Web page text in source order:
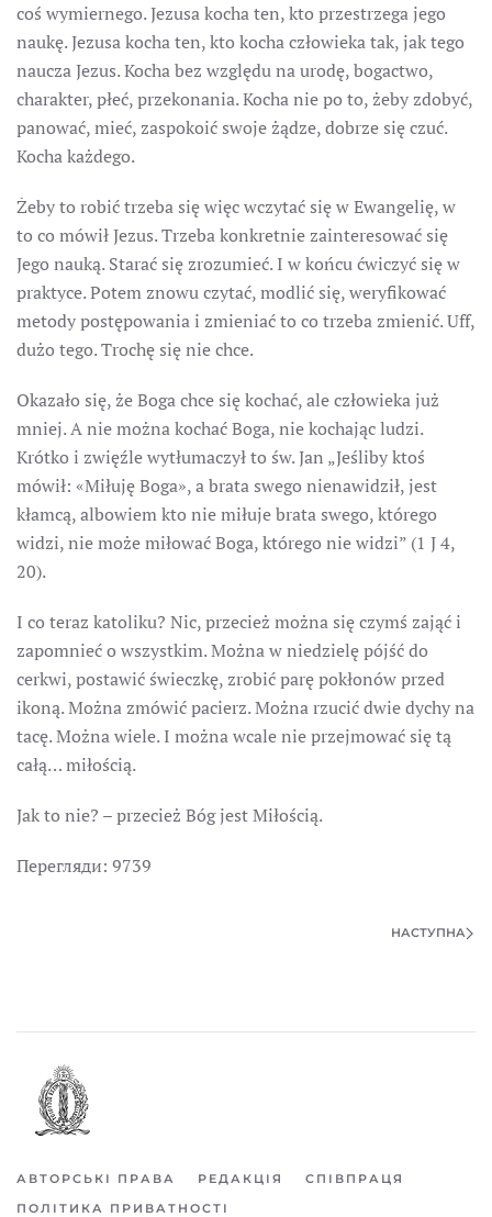
coś wymiernego. Jezusa kocha ten, kto przestrzega jego
naukę. Jezusa kocha ten, kto kocha człowieka tak, jak tego
naucza Jezus. Kocha bez względu na urodę, bogactwo,
charakter, płeć, przekonania. Kocha nie po to, żeby zdobyć,
panować, mieć, zaspokoić swoje żądze, dobrze się czuć.
Kocha każdego.
Żeby to robić trzeba się więc wczytać się w Ewangelię, w
to co mówił Jezus. Trzeba konkretnie zainteresować się
Jego nauką. Starać się zrozumieć. I w końcu ćwiczyć się w
praktyce. Potem znowu czytać, modlić się, weryfikować
metody postępowania i zmieniać to co trzeba zmienić. Uff,
dużo tego. Trochę się nie chce.
Okazało się, że Boga chce się kochać, ale człowieka już
mniej. A nie można kochać Boga, nie kochając ludzi.
Krótko i zwięźle wytłumaczył to św. Jan „Jeśliby ktoś
mówił: «Miłuję Boga», a brata swego nienawidził, jest
kłamcą, albowiem kto nie miłuje brata swego, którego
widzi, nie może miłować Boga, którego nie widzi” (1 J 4,
20).
I co teraz katoliku? Nic, przecież można się czymś zająć i
zapomnieć o wszystkim. Można w niedzielę pójść do
cerkwi, postawić świeczkę, zrobić parę pokłonów przed
ikoną. Można zmówić pacierz. Można rzucić dwie dychy na
tacę. Można wiele. I można wcale nie przejmować się tą
całą… miłością.
Jak to nie? – przecież Bóg jest Miłością.
Перегляди: 9739
НАСТУПНА
АВТОРСЬКІ ПРАВА РЕДАКЦІЯ
СПІВПРАЦЯ
ПОЛІТИКА ПРИВАТНОСТІ